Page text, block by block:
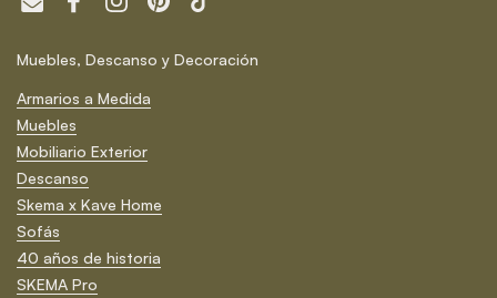
Email FacebookInstagramPinterestTikTok
Muebles, Descanso y Decoración
Armarios a Medida
Muebles
Mobiliario Exterior
Descanso
Skema x Kave Home
Sofás
40 años de historia
SKEMA Pro